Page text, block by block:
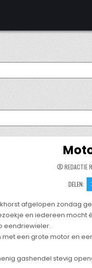
REDACTIE
DELEN:
afgelopen zondag
en iedereen mocht
eendriewieler.
een grote motor en
gashendel stevig